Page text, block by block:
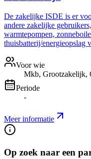
De zakelijke ISDE is er
andere zakelijke
warmtepompen,
thuisbatterij/energieopslag
Voor wie
Mkb, Grootzakelijk,
Periode
-
Meer informatie
Op zoek naar een